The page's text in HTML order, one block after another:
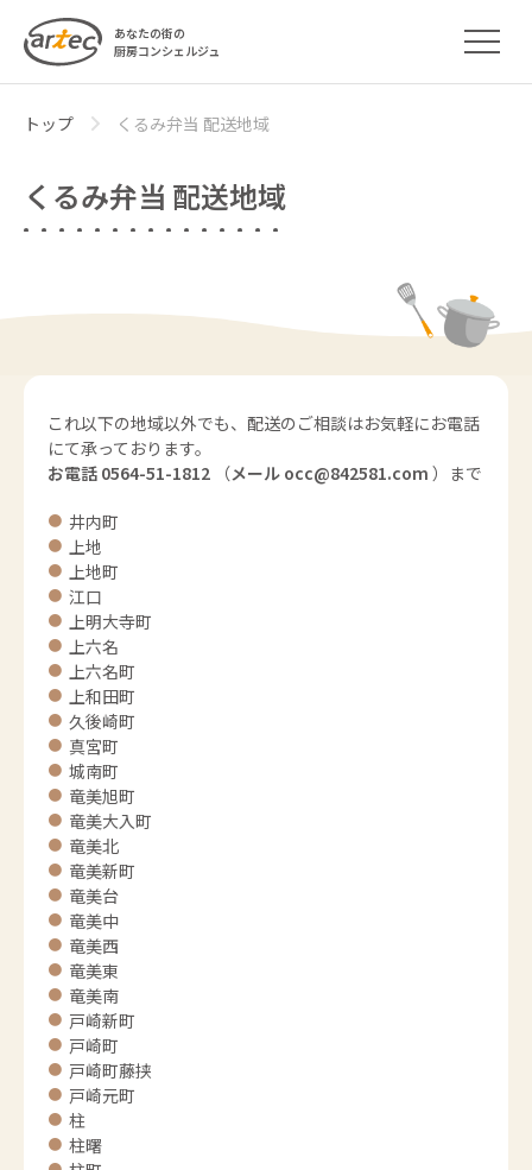
あなたの街の
厨房コンシェルジュ
トップ くるみ弁当 配送地域
くるみ弁当 配送地域
これ以下の地域以外でも、配送のご相談はお気軽にお電話
にて承っております。
お電話 0564-51-1812 （メール occ@842581.com ）まで
井内町
上地
上地町
江口
上明大寺町
上六名
上六名町
上和田町
久後崎町
真宮町
城南町
竜美旭町
竜美大入町
竜美北
竜美新町
竜美台
竜美中
竜美西
竜美東
竜美南
戸崎新町
戸崎町
戸崎町藤挟
戸崎元町
柱
柱曙